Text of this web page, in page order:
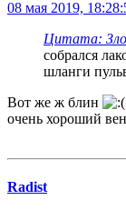
08 мая 2019,
Цитата:
собрался
шланги
Вот же ж блин
очень хороший
Radist